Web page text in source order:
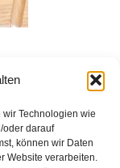
Technologien wie
oder darauf
können wir Daten
Website verarbeiten.